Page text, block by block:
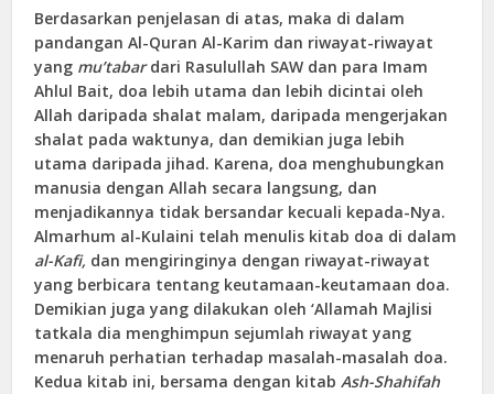
Berdasarkan penjelasan di atas, maka di dalam
pandangan Al-Quran Al-Karim dan riwayat-riwayat
yang mu’tabardari Rasulullah SAW dan para Imam
Ahlul Bait, doa lebih utama dan lebih dicintai oleh
Allah daripada shalat malam, daripada mengerjakan
shalat pada waktunya, dan demikian juga lebih
utama daripada jihad. Karena, doa menghubungkan
manusia dengan Allah secara langsung, dan
menjadikannya tidak bersandar kecuali kepada-Nya.
Almarhum al-Kulaini telah menulis kitab doa di dalam
al-Kafi, dan mengiringinya dengan riwayat-riwayat
yang berbicara tentang keutamaan-keutamaan doa.
Demikian juga yang dilakukan oleh ‘Allamah Majlisi
tatkala dia menghimpun sejumlah riwayat yang
menaruh perhatian terhadap masalah-masalah doa.
Kedua kitab ini, bersama dengan kitabAsh-Shahifah